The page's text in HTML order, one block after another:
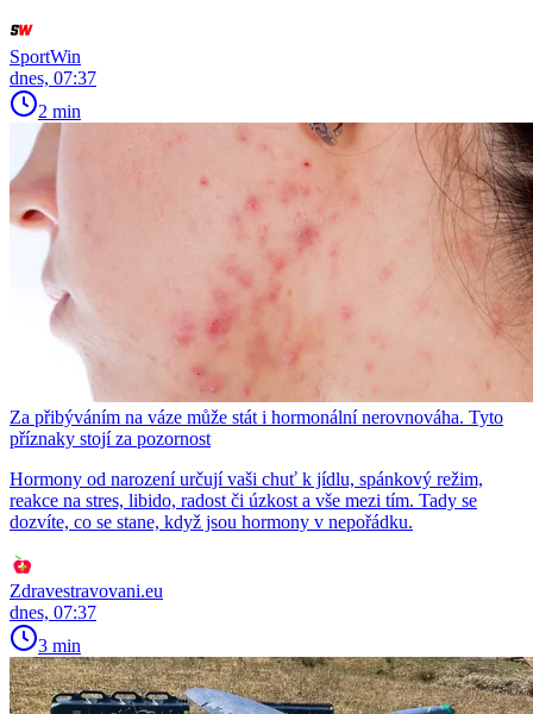
SportWin
dnes, 07:37
2 min
Za přibýváním na váze může stát i hormonální nerovnováha. Tyto
příznaky stojí za pozornost
Hormony od narození určují vaši chuť k jídlu, spánkový režim,
reakce na stres, libido, radost či úzkost a vše mezi tím. Tady se
dozvíte, co se stane, když jsou hormony v nepořádku.
Zdravestravovani.eu
dnes, 07:37
3 min